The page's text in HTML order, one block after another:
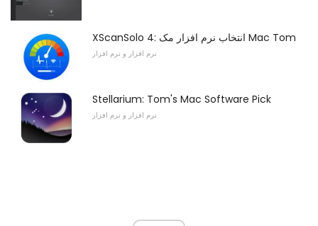
XScanSolo 4: انتخاب نرم افزار مک Mac Tom
نرم افزار و نرم افزار
Stellarium: Tom's Mac Software Pick
نرم افزار و نرم افزار